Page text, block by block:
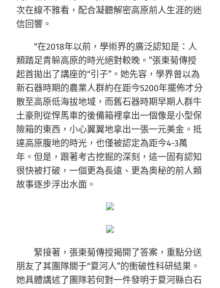
次在線不雅看，配合凝聽解密高原前人生涯的迷
信回響。
“在2018年以前，學術界的廣泛認知是：人
類踏足青躲高原的時光絕對較晚。”張東菊傳授
起首拋出了講座的“引子”。她先容，學界曾以為
新石器時期的農業人群約在距今5200年擺佈才分
散至高原低海拔地域，而舊石器時期早期人群牛
土豪則從悍馬車的後備箱裡拿出一個像是小型保
險箱的東西，小心翼翼地拿出一張一元美金。抵
達高原腹地的時光，也僅被認定為距今4-3萬
年。但是，跟著考古挖掘的深刻，這一固有認知
很快被打破，一個更為長遠、更為奧秘的前人類
故事逐步浮出水面。
緊接著，張東菊傳授揭開了答案，重點分送
朋友了其團隊關于“夏河人”的衝破性科研結果。
她具體講述了團隊若何對一件發明于夏河縣白石